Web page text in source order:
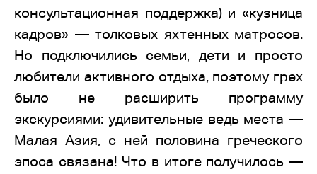
консультационная поддержка) и «кузница
кадров» — толковых яхтенных матросов.
Но подключились семьи, дети и просто
любители активного отдыха, поэтому грех
было не расширить программу
экскурсиями: удивительные ведь места —
Малая Азия, с ней половина греческого
эпоса связана! Что в итоге получилось —